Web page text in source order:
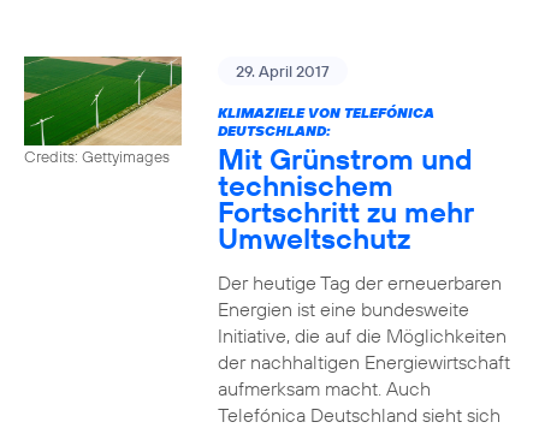
Credits: Gettyimages
29. April 2017
KLIMAZIELE VON TELEFÓNICA
DEUTSCHLAND:
Mit Grünstrom und
technischem
Fortschritt zu mehr
Umweltschutz
Der heutige Tag der erneuerbaren
Energien ist eine bundesweite
Initiative, die auf die Möglichkeiten
der nachhaltigen Energiewirtschaft
aufmerksam macht. Auch
Telefónica Deutschland sieht sich